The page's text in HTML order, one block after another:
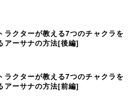
ラクターが教える7つのチャクラを
アーサナの方法[後編]
ラクターが教える7つのチャクラを
アーサナの方法[前編]